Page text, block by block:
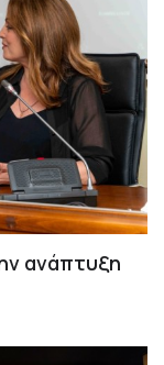
ανάπτυξη